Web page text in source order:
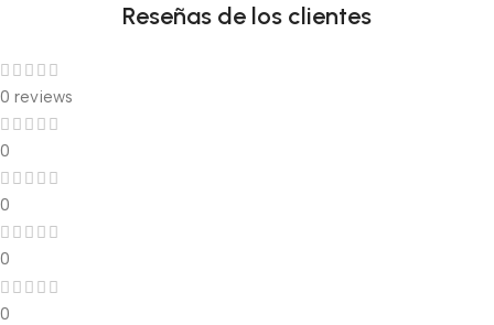
Reseñas de los clientes
0 reviews
0
0
0
0